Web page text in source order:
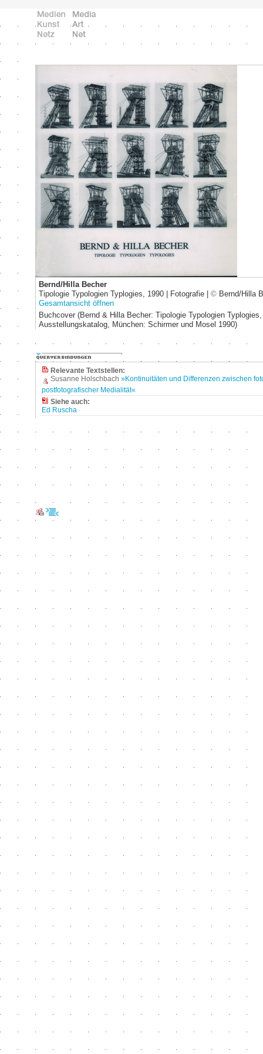
Bernd/Hilla Becher
Tipologie Typologien Typlogies, 1990 | Fotografie | © Bernd/Hilla
Gesamtansicht öffnen
Buchcover (Bernd & Hilla Becher: Tipologie Typologien Typlogies,
Ausstellungskatalog, München: Schirmer und Mosel 1990)
Relevante Textstellen:
Susanne Holschbach »Kontinuitäten und Differenzen zwischen
postfotografischer Medialität«
Siehe auch:
Ed Ruscha